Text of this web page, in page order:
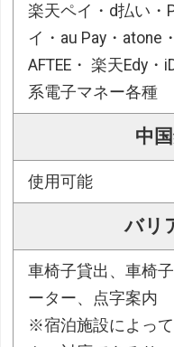
楽天ペイ・d払い・
イ・au Pay・atone
AFTEE・ 楽天Edy・
系電子マネー各種
中
使用可能
バリ
車椅子貸出、車椅
ーター、点字案内
※宿泊施設によっ